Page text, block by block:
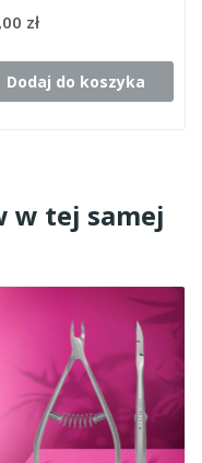
zł
Dodaj do koszyka
w tej samej